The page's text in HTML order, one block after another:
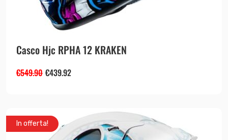
Casco Hjc RPHA 12 KRAKEN
€549.90 €439.92
In offerta!